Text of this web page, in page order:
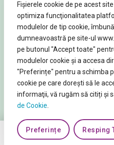
Fișierele cookie de pe acest
optimiza funcţionalitatea
modulelor de tip cookie,
dumneavoastră pe site-ul
pe butonul "Accept toate"
modulelor cookie şi a accesa
"Preferințe" pentru a schimba
cookie pe care doreşti să le
informaţii, vă rugăm să citiți și
de Cookie
Preferințe Resping
Sat Păuleștii Noi, Comuna
Prahova - ROMÂNIA
© Soluții profesionale igienă
Drepturile rezervate